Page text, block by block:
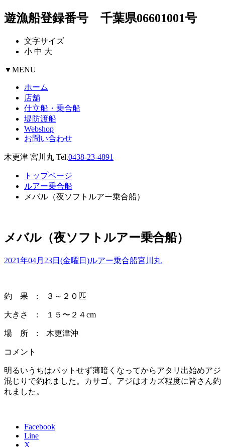
遊漁船登録番号 千葉県06601001号
文字サイズ
小 中 大
▼MENU
ホーム
店舗
仕立船・乗合船
堤防渡船
Webshop
お問い合わせ
木更津 宮川丸 Tel.0438-23-4891
トップページ
ルアー乗合船
メバル（夜ソフトルアー乗合船）
メバル（夜ソフトルアー乗合船）
2021年04月23日(金曜日)ルアー乗合船宮川丸
釣 果 : ３～２０匹
大きさ : １５〜２４cm
場 所 : 木更津沖
コメント
明るいうちはパットせず薄暗くなってからアタリ出始めアジ
混じりで釣れました。カサゴ、アジはオカズ程度に皆さん釣
れました。
Facebook
Line
X